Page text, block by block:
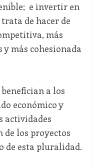
e invertir en
de hacer de
más
más cohesionada
a los
económico y
actividades
de los proyectos
de esta pluralidad.